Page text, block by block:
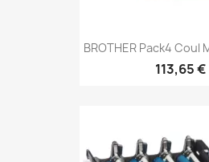
BROTHER Pack4 Coul
113,65 €